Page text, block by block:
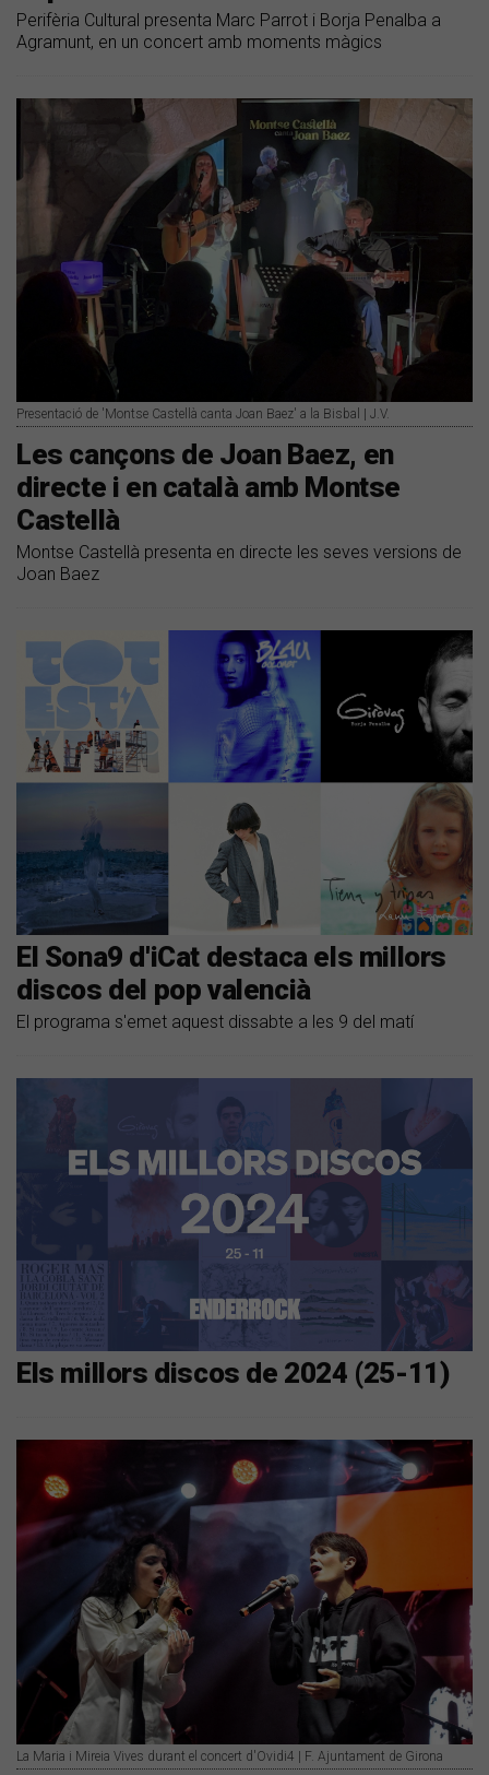
Perifèria Cultural presenta Marc Parrot i Borja Penalba a
Agramunt, en un concert amb moments màgics
Presentació de 'Montse Castellà canta Joan Baez' a la Bisbal | J.V.
​Les cançons de Joan Baez, en
directe i en català amb Montse
Castellà
Montse Castellà presenta en directe les seves versions de
Joan Baez
El Sona9 d'iCat destaca els millors
discos del pop valencià
El programa s'emet aquest dissabte a les 9 del matí
Els millors discos de 2024 (25-11)
La Maria i Mireia Vives durant el concert d'Ovidi4 | F. Ajuntament de Girona